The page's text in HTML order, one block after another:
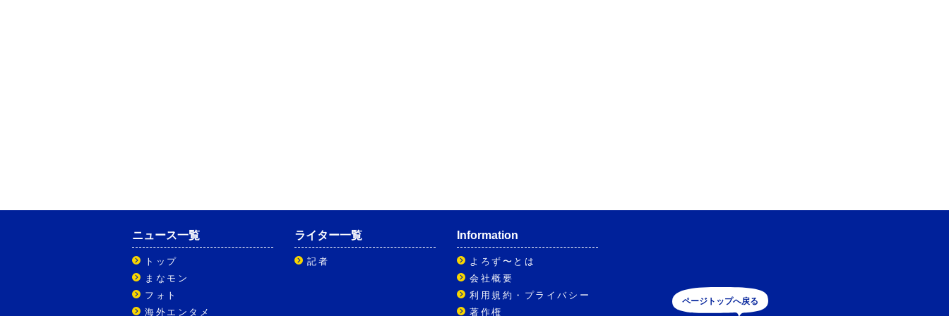
ニュース一覧
トップ
まなモン
フォト
海外エンタメ
ライター一覧
記者
Information
よろず〜とは
会社概要
利用規約・プライバシー
著作権
ページトップへ戻る